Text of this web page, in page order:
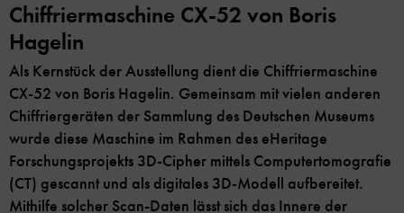
Chiffriermaschine CX-52 von Boris
Hagelin
Als Kernstück der Ausstellung dient die Chiffriermaschine
CX-52 von Boris Hagelin. Gemeinsam mit vielen anderen
Chiffriergeräten der Sammlung des Deutschen Museums
wurde diese Maschine im Rahmen des eHeritage
Forschungsprojekts 3D-Cipher mittels Computertomografie
(CT) gescannt und als digitales 3D-Modell aufbereitet.
Mithilfe solcher Scan-Daten lässt sich das Innere der